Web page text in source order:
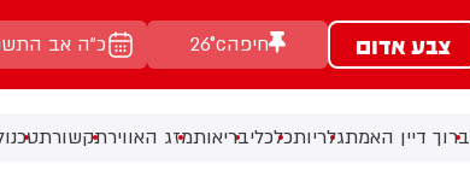
צבע אדום חיפה26°c כ"ה אב התשפ"ו |
ברוך דיין האמתגלריותכלכליבריאותמזג האווירתקשורת